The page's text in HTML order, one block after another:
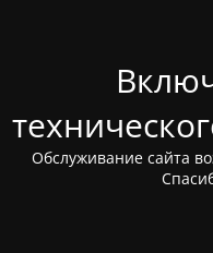
Обслуживание сайта